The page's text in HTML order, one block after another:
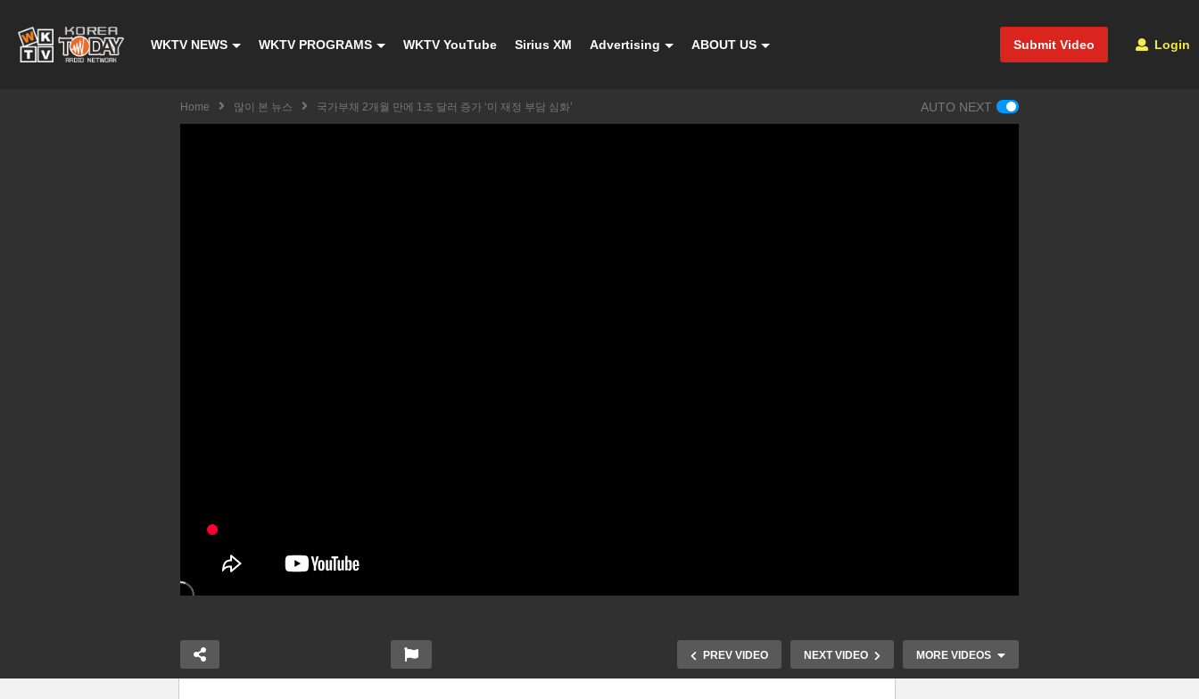
Submit Video Login
WKTV NEWS WKTV PROGRAMS WKTV YouTube Sirius XM Advertising ABOUT US
Home 많이 본 뉴스 국가부채 2개월 만에 1조 달러 증가 ‘미 재정 부담 심화’ AUTO NEXT
PREV VIDEO NEXT VIDEO MORE VIDEOS